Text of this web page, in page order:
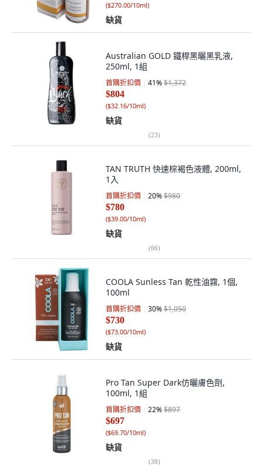
($270.00/10ml)
缺貨
Australian GOLD 鐵桿黑曬黑乳液,
250ml, 1組
首購折扣價 41%$1,372
$804
($32.16/10ml)
缺貨
(23)
TAN TRUTH 快速棕褐色液體, 200ml,
1入
首購折扣價 20%$980
$780
($39.00/10ml)
缺貨
(66)
COOLA Sunless Tan 乾性油霧, 1個,
100ml
首購折扣價 30%$1,050
$730
($73.00/10ml)
缺貨
Pro Tan Super Dark仿曬膚色劑,
100ml, 1組
首購折扣價 22%$897
$697
($69.70/10ml)
缺貨
(38)